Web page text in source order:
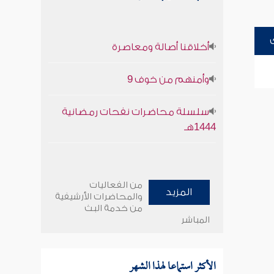
أخلاقنا أصالة ومعاصرة
وأمنهم من خوف 9
سلسلة محاضرات نفحات رمضانية
1444هـ
المزيد
من الفعاليات
والمحاضرات الأرشيفية
من خدمة البث
المباشر
الأكثر استماعا لهذا الشهر